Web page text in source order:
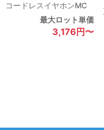
コードレスイヤホンMC
最大ロット単価
3,176円〜